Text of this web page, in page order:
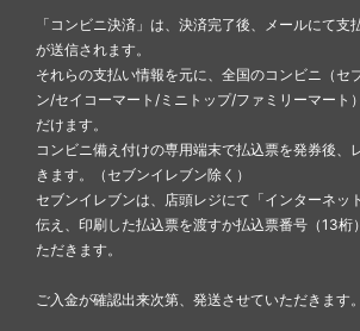
「コンビニ決済」は、決済完了後、メールにて支
が送信されます。
それらの支払い情報を元に、全国のコンビニ（セ
ン/セイコーマート/ミニトップ/ファミリーマート
だけます。
コンビニ備え付けの専用端末で払込票を発券後、
きます。（セブンイレブン除く）
セブンイレブンは、店頭レジにて「インターネッ
伝え、印刷した払込票を渡すか払込票番号（13桁
ただきます。
ご入金が確認出来次第、発送させていただきます。